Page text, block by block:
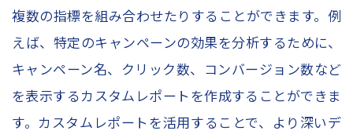
複数の指標を組み合わせたりすることができます。例
えば、特定のキャンペーンの効果を分析するために、
キャンペーン名、クリック数、コンバージョン数など
を表示するカスタムレポートを作成することができま
す。カスタムレポートを活用することで、より深いデ